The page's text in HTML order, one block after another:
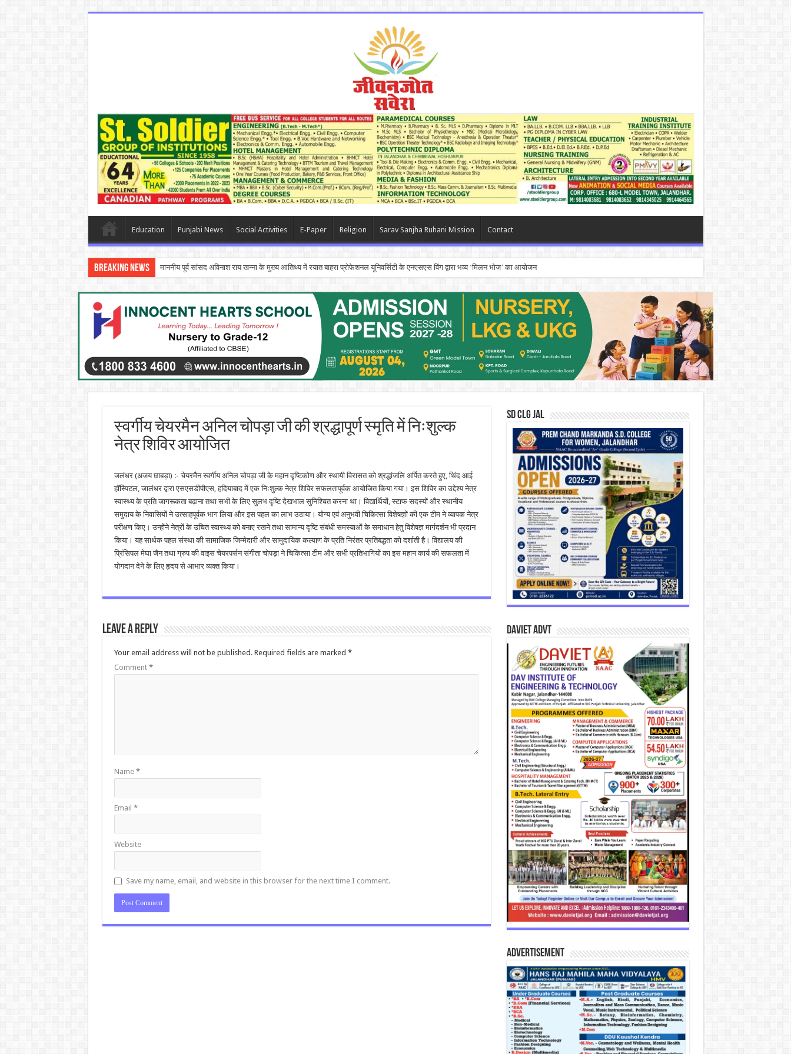
Education Punjabi News Social Activities E-Paper Religion Sarav Sanjha Ruhani Mission Contact
Breaking News माननीय पूर्व सांसद अविनाश राय खन्ना के मुख्य आतिथ्य में रयात बाहरा प्रोफेशनल यूनिवर्सिटी के एनएसएस विंग द्वारा भव्य ‘मिलन भोज’ का आयोजन
स्वर्गीय चेयरमैन अनिल चोपड़ा जी की श्रद्धापूर्ण स्मृति में निःशुल्क
नेत्र शिविर आयोजित
जलंधर (अजय छाबड़ा) :- चेयरमैन स्वर्गीय अनिल चोपड़ा जी के महान दृष्टिकोण और स्थायी विरासत को श्रद्धांजलि अर्पित करते हुए, थिंद आई
हॉस्पिटल, जालंधर द्वारा एसएसडीपीएस, हदियाबाद में एक निःशुल्क नेत्र शिविर सफलतापूर्वक आयोजित किया गया। इस शिविर का उद्देश्य नेत्र
स्वास्थ्य के प्रति जागरूकता बढ़ाना तथा सभी के लिए सुलभ दृष्टि देखभाल सुनिश्चित करना था। विद्यार्थियों, स्टाफ सदस्यों और स्थानीय
समुदाय के निवासियों ने उत्साहपूर्वक भाग लिया और इस पहल का लाभ उठाया। योग्य एवं अनुभवी चिकित्सा विशेषज्ञों की एक टीम ने व्यापक नेत्र
परीक्षण किए। उन्होंने नेत्रों के उचित स्वास्थ्य को बनाए रखने तथा सामान्य दृष्टि संबंधी समस्याओं के समाधान हेतु विशेषज्ञ मार्गदर्शन भी प्रदान
किया। यह सार्थक पहल संस्था की सामाजिक जिम्मेदारी और सामुदायिक कल्याण के प्रति निरंतर प्रतिबद्धता को दर्शाती है। विद्यालय की
प्रिंसिपल मेघा जैन तथा ग्रुप की वाइस चेयरपर्सन संगीता चोपड़ा ने चिकित्सा टीम और सभी प्रतिभागियों का इस महान कार्य की सफलता में
योगदान देने के लिए हृदय से आभार व्यक्त किया।
Leave a Reply
Your email address will not be published. Required fields are marked *
Comment *
Name *
Email *
Website
Save my name, email, and website in this browser for the next time I comment.
SD CLG JAL
DAVIET Advt
Advertisement